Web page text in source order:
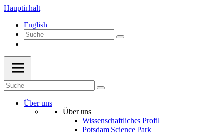
Hauptinhalt
English
Über uns
Über uns
Wissenschaftliches Profil
Potsdam Science Park